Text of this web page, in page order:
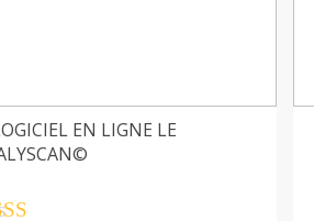
EN LIGNE LE